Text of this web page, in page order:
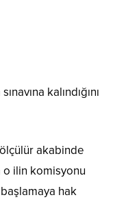
kalındığını
akabinde
o ilin komisyonu
hak